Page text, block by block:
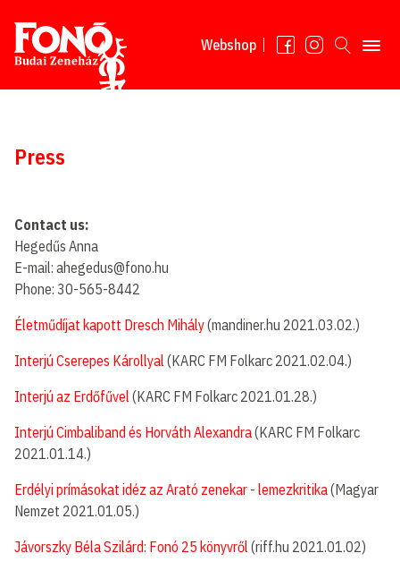
Read more
Webshop
Press
Contact us:
Hegedűs Anna
E-mail: ahegedus@fono.hu
Phone: 30-565-8442
Életműdíjat kapott Dresch Mihály(mandiner.hu 2021.03.02.)
Interjú Cserepes Károllyal(KARC FM Folkarc 2021.02.04.)
Interjú az Erdőfűvel(KARC FM Folkarc 2021.01.28.)
Interjú Cimbaliband és Horváth Alexandra(KARC FM Folkarc
2021.01.14.)
Erdélyi prímásokat idéz az Arató zenekar - lemezkritika(Magyar
Nemzet 2021.01.05.)
Jávorszky Béla Szilárd: Fonó 25 könyvről(riff.hu 2021.01.02)